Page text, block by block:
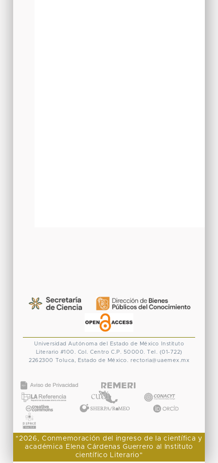
Universidad Autónoma del Estado de México
Instituto
Literario #100. Col. Centro C.P. 50000. Tel. (01-722)
2262300 Toluca, Estado de México. rectoria@uaemex.mx
"2026, Conmemoración del ingreso de la científica y
académica Elena Cárdenas Guerrero al Instituto
científico Literario"